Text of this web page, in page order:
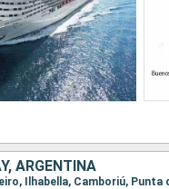
ARGENTINA
Ilhabella, Camboriú,